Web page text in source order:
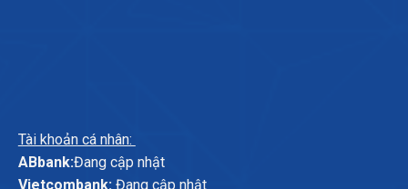
Tài khoản cá nhân:
ABbank:Đang cập nhật
Vietcombank:Đang cập nhật